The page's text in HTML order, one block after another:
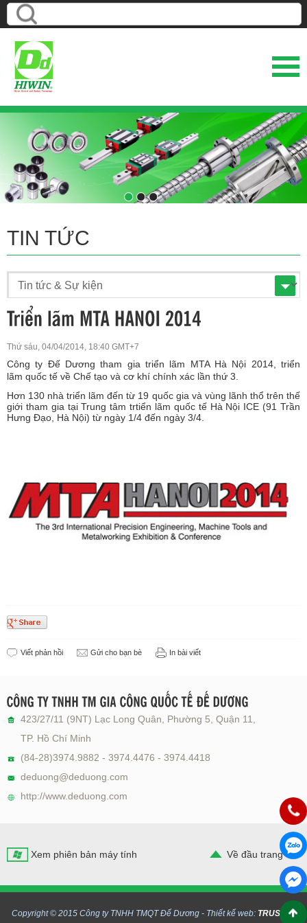
1 2 3
TIN TỨC
Thứ sáu, 04/04/2014, 18:40 GMT+7
Công ty Đế Dương tham gia triển lãm MTA Hà Nội 2014, triển
lãm quốc tế về Chế tạo và cơ khí chính xác lần thứ 3.
Hơn 130 nhà triển lãm đến từ 19 quốc gia và vùng lãnh thổ trên thế
giới tham gia tại Trung tâm trtiển lãm quốc tế Hà Nội ICE (91 Trần
Hưng Đạo, Hà Nội) từ ngày 1/4 đến ngày 3/4.
Viết phản hồi Gửi cho bạn bè In bài viết
423/27/11 (9NT) Lạc Long Quân, Phường 5, Quận 11,
TP. Hồ Chí Minh
(84-28)3974.9882 - 3974.4476 - 3974.4418
deduong@deduong.com
http://www.deduong.com
Xem phiên bản máy tính Về đầu trang
Copyright © 2015 Công ty TNHH TMQT Đế Dương - Thiết kế web: TRUST.vn
Chat
Chat